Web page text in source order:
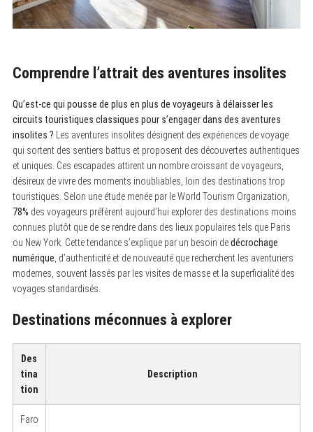
Comprendre l’attrait des aventures insolites
Qu’est-ce qui pousse de plus en plus de voyageurs à délaisser les
circuits touristiques classiques pour s’engager dans des aventures
insolites ? Les aventures insolites désignent des expériences de voyage
qui sortent des sentiers battus et proposent des découvertes authentiques
et uniques. Ces escapades attirent un nombre croissant de voyageurs,
désireux de vivre des moments inoubliables, loin des destinations trop
touristiques. Selon une étude menée par le World Tourism Organization,
78% des voyageurs préfèrent aujourd’hui explorer des destinations moins
connues plutôt que de se rendre dans des lieux populaires tels que Paris
ou New York. Cette tendance s’explique par un besoin dedécrochage
numérique , d’authenticité et de nouveauté que recherchent les aventuriers
modernes, souvent lassés par les visites de masse et la superficialité des
voyages standardisés.
Destinations méconnues à explorer
Des
tina
tion
Description
Faro